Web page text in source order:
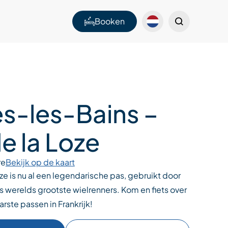
Booken
les-Bains –
la Loze
Bekijk op de kaart
is nu al een legendarische pas, gebruikt door
werelds grootste wielrenners. Kom en fiets over
passen in Frankrijk!